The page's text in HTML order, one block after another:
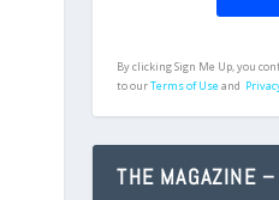
By clicking Sign Me Up, you
to ourTerms of Useand
THE MAGAZINE